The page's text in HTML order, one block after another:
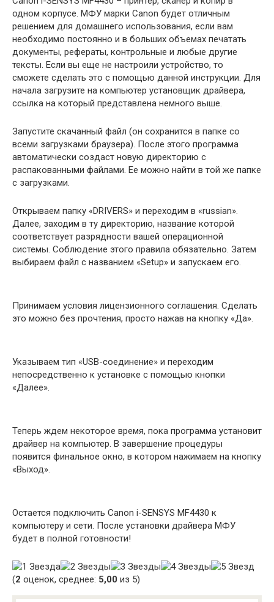
одном корпусе. МФУ марки Canon будет отличным
решением для домашнего использования, если вам
необходимо постоянно и в больших объемах печатать
документы, рефераты, контрольные и любые другие
тексты. Если вы еще не настроили устройство, то
сможете сделать это с помощью данной инструкции. Для
начала загрузите на компьютер установщик драйвера,
ссылка на который представлена немного выше.
Запустите скачанный файл (он сохранится в папке со
всеми загрузками браузера). После этого программа
автоматически создаст новую директорию с
распакованными файлами. Ее можно найти в той же папке
с загрузками.
Открываем папку «DRIVERS» и переходим в «russian».
Далее, заходим в ту директорию, название которой
соответствует разрядности вашей операционной
системы. Соблюдение этого правила обязательно. Затем
выбираем файл с названием «Setup» и запускаем его.
Принимаем условия лицензионного соглашения. Сделать
это можно без прочтения, просто нажав на кнопку «Да».
Указываем тип «USB-соединение» и переходим
непосредственно к установке с помощью кнопки
«Далее».
Теперь ждем некоторое время, пока программа установит
драйвер на компьютер. В завершение процедуры
появится финальное окно, в котором нажимаем на кнопку
«Выход».
Остается подключить Canon i-SENSYS MF4430 к
компьютеру и сети. После установки драйвера МФУ
будет в полной готовности!
(2 оценок, среднее: 5,00 из 5)